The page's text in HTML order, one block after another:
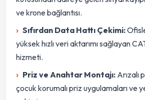
ve krone bağlantısı.
Sıfırdan Data Hattı Çekimi:
yüksek hızlı veri aktarımı sağlayan
hizmeti.
Priz ve Anahtar Montajı: Arızalı
çocuk korumalı priz uygulamaları ve